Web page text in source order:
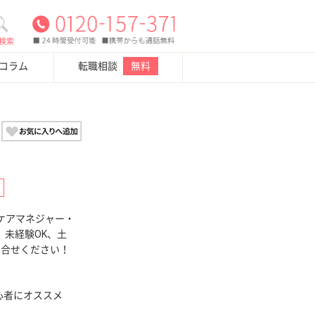
索
ラム 転職相談 無料
マネジャー・
未経験OK、土
せください！
にオススメ